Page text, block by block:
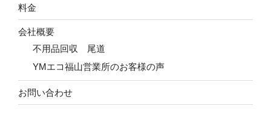
料金
会社概要
不用品回収 尾道
YMエコ福山営業所のお客様の声
お問い合わせ